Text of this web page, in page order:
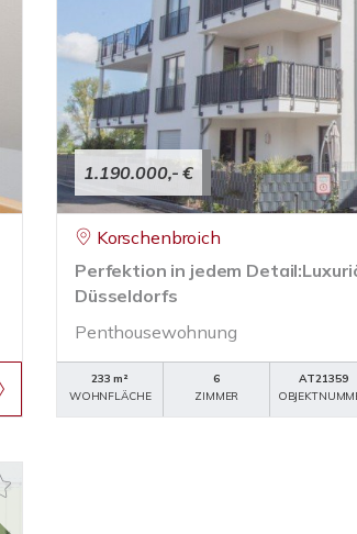
1.190.000,- €
Korschenbroich
Perfektion in jedem
Düsseldorfs
Penthousewohnung
233 m²
WOHNFLÄCHE
6
ZIMMER
AT21359